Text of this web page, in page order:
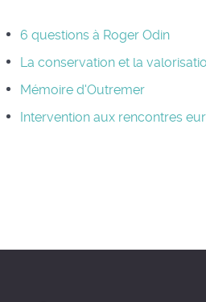
6 questions à Roger Odin
La conservation et la
Mémoire d'Outremer
Intervention aux rencontres